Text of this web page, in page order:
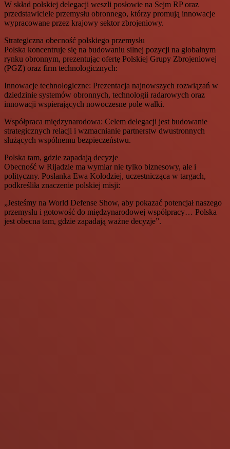
W skład polskiej delegacji weszli posłowie na Sejm RP oraz
przedstawiciele przemysłu obronnego, którzy promują innowacje
wypracowane przez krajowy sektor zbrojeniowy.
Strategiczna obecność polskiego przemysłu
Polska koncentruje się na budowaniu silnej pozycji na globalnym
rynku obronnym, prezentując ofertę Polskiej Grupy Zbrojeniowej
(PGZ) oraz firm technologicznych:
Innowacje technologiczne: Prezentacja najnowszych rozwiązań w
dziedzinie systemów obronnych, technologii radarowych oraz
innowacji wspierających nowoczesne pole walki.
Współpraca międzynarodowa: Celem delegacji jest budowanie
strategicznych relacji i wzmacnianie partnerstw dwustronnych
służących wspólnemu bezpieczeństwu.
Polska tam, gdzie zapadają decyzje
Obecność w Rijadzie ma wymiar nie tylko biznesowy, ale i
polityczny. Posłanka Ewa Kołodziej, uczestnicząca w targach,
podkreśliła znaczenie polskiej misji:
„Jesteśmy na World Defense Show, aby pokazać potencjał naszego
przemysłu i gotowość do międzynarodowej współpracy… Polska
jest obecna tam, gdzie zapadają ważne decyzje”.